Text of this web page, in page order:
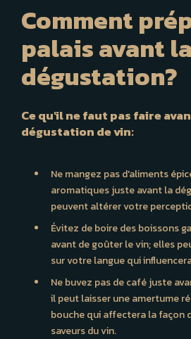
Comment
palais avant la
dégustation?
Ce qu'il ne faut pas faire
dégustation de vin:
Ne mangez pas d'aliments
aromatiques juste avant la
peuvent altérer votre
Évitez de boire des boissons
avant de goûter le vin; elles
sur votre langue qui
Ne buvez pas de café juste
il peut laisser une amertume
bouche qui affectera la façon
saveurs du vin.